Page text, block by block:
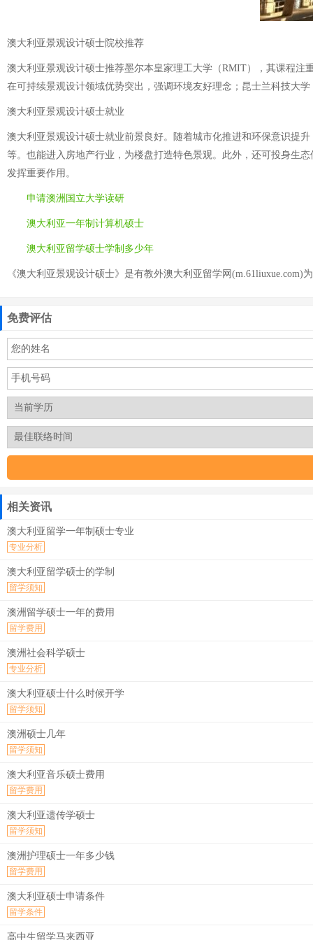
澳大利亚景观设计硕士院校推荐
澳大利亚景观设计硕士推荐墨尔本皇家理工大学（RMIT），其课程
在可持续景观设计领域优势突出，强调环境友好理念；昆士兰科技大
澳大利亚景观设计硕士就业
澳大利亚景观设计硕士就业前景良好。随着城市化推进和环保意识提
等。也能进入房地产行业，为楼盘打造特色景观。此外，还可投身生
发挥重要作用。
申请澳洲国立大学读研
澳大利亚一年制计算机硕士
澳大利亚留学硕士学制多少年
《澳大利亚景观设计硕士》是有教外澳大利亚留学网(m.61liuxue.com)
免费评估
相关资讯
澳大利亚留学一年制硕士专业
专业分析
澳大利亚留学硕士的学制
留学须知
澳洲留学硕士一年的费用
留学费用
澳洲社会科学硕士
专业分析
澳大利亚硕士什么时候开学
留学须知
澳洲硕士几年
留学须知
澳大利亚音乐硕士费用
留学费用
澳大利亚遗传学硕士
留学须知
澳洲护理硕士一年多少钱
留学费用
澳大利亚硕士申请条件
留学条件
高中生留学马来西亚